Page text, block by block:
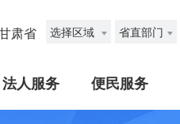
肃省 选择区域 省直部门
法人服务 便民服务